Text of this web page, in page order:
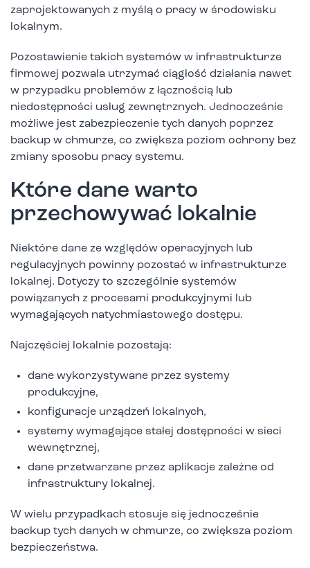
zaprojektowanych z myślą o pracy w środowisku
lokalnym.
Pozostawienie takich systemów w infrastrukturze
firmowej pozwala utrzymać ciągłość działania nawet
w przypadku problemów z łącznością lub
niedostępności usług zewnętrznych. Jednocześnie
możliwe jest zabezpieczenie tych danych poprzez
backup w chmurze, co zwiększa poziom ochrony bez
zmiany sposobu pracy systemu.
Które dane warto
przechowywać lokalnie
Niektóre dane ze względów operacyjnych lub
regulacyjnych powinny pozostać w infrastrukturze
lokalnej. Dotyczy to szczególnie systemów
powiązanych z procesami produkcyjnymi lub
wymagających natychmiastowego dostępu.
Najczęściej lokalnie pozostają:
dane wykorzystywane przez systemy
produkcyjne,
konfiguracje urządzeń lokalnych,
systemy wymagające stałej dostępności w sieci
wewnętrznej,
dane przetwarzane przez aplikacje zależne od
infrastruktury lokalnej.
W wielu przypadkach stosuje się jednocześnie
backup tych danych w chmurze, co zwiększa poziom
bezpieczeństwa.